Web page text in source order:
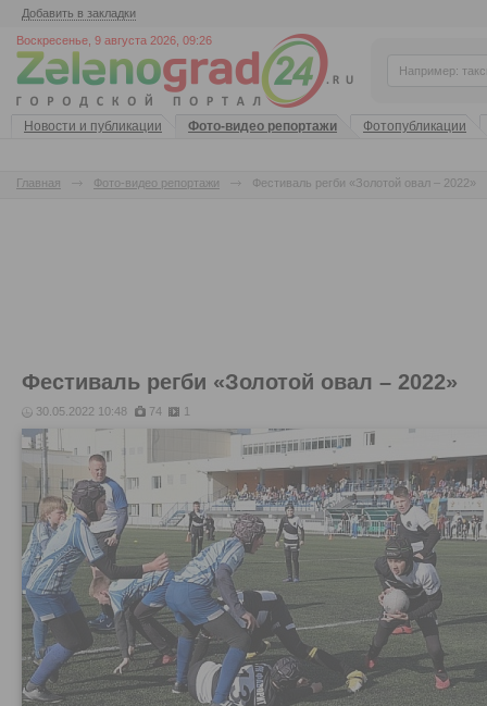
Добавить в закладки
Воскресенье, 9 августа 2026, 09:26
Новости и публикации Фото-видео репортажи Фотопубликации
Главная Фото-видео репортажи Фестиваль регби «Золотой овал – 2022»
Фестиваль регби «Золотой овал – 2022»
30.05.2022 10:48 74 1